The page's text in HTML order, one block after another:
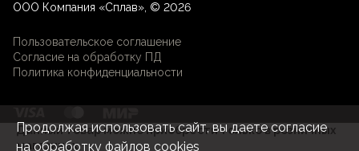
Данный товар можно приобрести только в розничных
магазинах
ООО Компания «Сплав», © 2026
Пользовательское соглашение
Согласие на обработку ПД
Политика конфиденциальности
Продолжая использовать сайт, вы даете согласие
наобработку файлов cookies